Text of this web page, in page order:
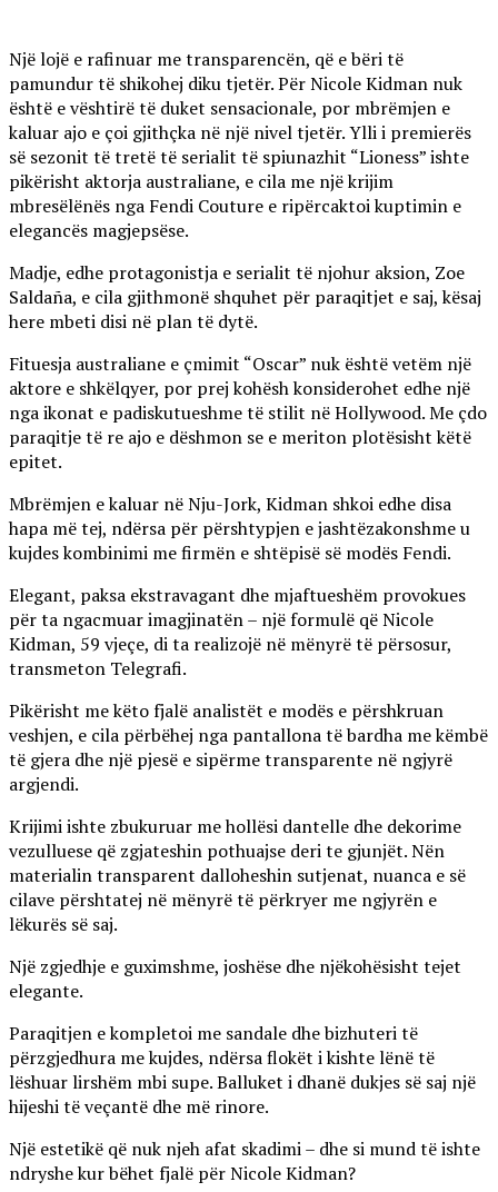
Një lojë e rafinuar me transparencën, që e bëri të
pamundur të shikohej diku tjetër. Për Nicole Kidman nuk
është e vështirë të duket sensacionale, por mbrëmjen e
kaluar ajo e çoi gjithçka në një nivel tjetër. Ylli i premierës
së sezonit të tretë të serialit të spiunazhit “Lioness” ishte
pikërisht aktorja australiane, e cila me një krijim
mbresëlënës nga Fendi Couture e ripërcaktoi kuptimin e
elegancës magjepsëse.
Madje, edhe protagonistja e serialit të njohur aksion, Zoe
Saldaña, e cila gjithmonë shquhet për paraqitjet e saj, kësaj
here mbeti disi në plan të dytë.
Fituesja australiane e çmimit “Oscar” nuk është vetëm një
aktore e shkëlqyer, por prej kohësh konsiderohet edhe një
nga ikonat e padiskutueshme të stilit në Hollywood. Me çdo
paraqitje të re ajo e dëshmon se e meriton plotësisht këtë
epitet.
Mbrëmjen e kaluar në Nju-Jork, Kidman shkoi edhe disa
hapa më tej, ndërsa për përshtypjen e jashtëzakonshme u
kujdes kombinimi me firmën e shtëpisë së modës Fendi.
Elegant, paksa ekstravagant dhe mjaftueshëm provokues
për ta ngacmuar imagjinatën – një formulë që Nicole
Kidman, 59 vjeçe, di ta realizojë në mënyrë të përsosur,
transmeton Telegrafi.
Pikërisht me këto fjalë analistët e modës e përshkruan
veshjen, e cila përbëhej nga pantallona të bardha me këmbë
të gjera dhe një pjesë e sipërme transparente në ngjyrë
argjendi.
Krijimi ishte zbukuruar me hollësi dantelle dhe dekorime
vezulluese që zgjateshin pothuajse deri te gjunjët. Nën
materialin transparent dalloheshin sutjenat, nuanca e së
cilave përshtatej në mënyrë të përkryer me ngjyrën e
lëkurës së saj.
Një zgjedhje e guximshme, joshëse dhe njëkohësisht tejet
elegante.
Paraqitjen e kompletoi me sandale dhe bizhuteri të
përzgjedhura me kujdes, ndërsa flokët i kishte lënë të
lëshuar lirshëm mbi supe. Balluket i dhanë dukjes së saj një
hijeshi të veçantë dhe më rinore.
Një estetikë që nuk njeh afat skadimi – dhe si mund të ishte
ndryshe kur bëhet fjalë për Nicole Kidman?